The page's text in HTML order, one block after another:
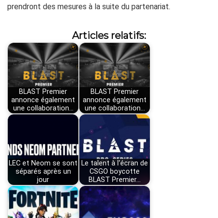
prendront des mesures à la suite du partenariat.
Articles relatifs:
BLAST Premier
annonce également
une collaboration…
BLAST Premier
annonce également
une collaboration…
LEC et Neom se sont
séparés après un
jour
Le talent à l'écran de
CSGO boycotte
BLAST Premier…